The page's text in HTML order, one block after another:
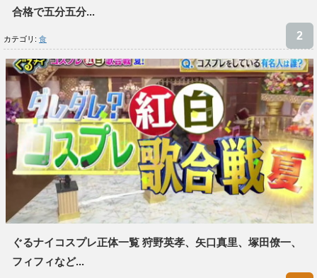
合格で五分五分...
カテゴリ: 食
ぐるナイコスプレ正体一覧 狩野英孝、矢口真里、塚田僚一、
フィフィなど...